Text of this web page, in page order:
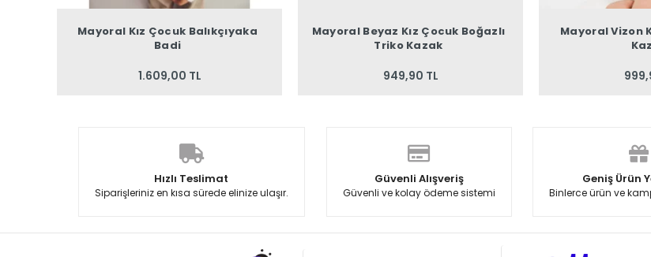
Mayoral Kız Çocuk Balıkçıyaka
Badi
1.609,00 TL
Mayoral Beyaz Kız Çocuk Boğazlı
Triko Kazak
949,90 TL
Mayoral Vizon
Hızlı Teslimat
Siparişleriniz en kısa sürede elinize ulaşır.
Güvenli Alışveriş
Güvenli ve kolay ödeme sistemi
Geniş Ürün
Binlerce ürün ve